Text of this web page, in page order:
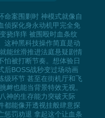
命案围剿时 神模式就像自
侦探化身永动机甲完全免
挠痒痒 被围殴时血条纹
这种黑科技操作简直是动
能丝滑推进法庭悬疑剧情
怕被打断节奏。想体验日
后BOSS战秒变过场动画
级环节 甚至在街机厅和飞
衅也能当背景特效无视。
神的生存能力突破天际
都能像开透视挂般肆意探
惩罚劝退 拿起这个让血条